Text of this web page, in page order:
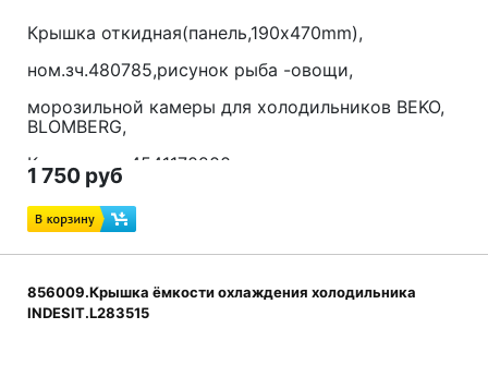
Крышка откидная(панель,190x470mm),
ном.зч.480785,рисунок рыба -овощи,
морозильной камеры для холодильников BEKO,
BLOMBERG,
Код товара:4541170200,
Зам:4542160600
1 750 руб
856009.Крышка ёмкости охлаждения холодильника
INDESIT.L283515